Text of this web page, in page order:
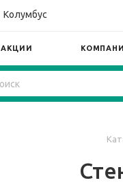
Колумбус
АКЦИИ